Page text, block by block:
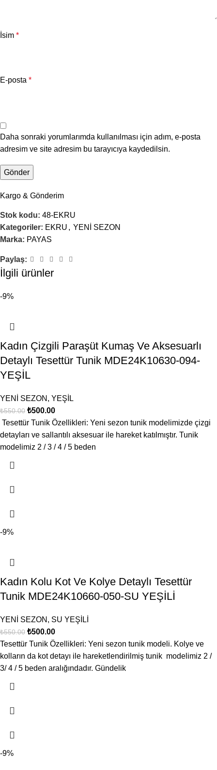
İsim *
E-posta *
Daha sonraki yorumlarımda kullanılması için adım, e-posta
adresim ve site adresim bu tarayıcıya kaydedilsin.
Kargo & Gönderim
Stok kodu: 48-EKRU
Kategoriler: EKRU , YENİ SEZON
Marka: PAYAS
Paylaş:
İlgili ürünler
-9%
Kadın Çizgili Paraşüt Kumaş Ve Aksesuarlı
Detaylı Tesettür Tunik MDE24K10630-094-
YEŞİL
YENİ SEZON , YEŞİL
₺550.00 ₺500.00
Tesettür Tunik Özellikleri: Yeni sezon tunik modelimizde çizgi
detayları ve sallantılı aksesuar ile hareket katılmıştır. Tunik
modelimiz 2 / 3 / 4 / 5 beden
-9%
Kadın Kolu Kot Ve Kolye Detaylı Tesettür
Tunik MDE24K10660-050-SU YEŞİLİ
YENİ SEZON , SU YEŞİLİ
₺550.00 ₺500.00
Tesettür Tunik Özellikleri: Yeni sezon tunik modeli. Kolye ve
kolların da kot detayı ile hareketlendirilmiş tunik modelimiz 2 /
3/ 4 / 5 beden aralığındadır. Gündelik
-9%